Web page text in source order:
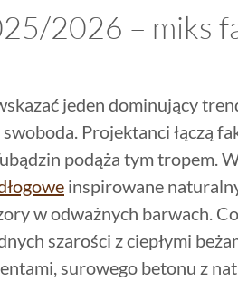
2026 – miks
jeden dominujący
Projektanci łączą
podąża tym tropem.
inspirowane
w odważnych barwach.
szarości z ciepłymi
surowego betonu z